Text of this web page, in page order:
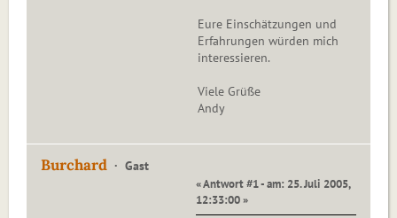
Eure Einschätzungen und
Erfahrungen würden mich
interessieren.
Viele Grüße
Andy
Burchard Gast
« Antwort #1 - am: 25. Juli 2005,
12:33:00 »